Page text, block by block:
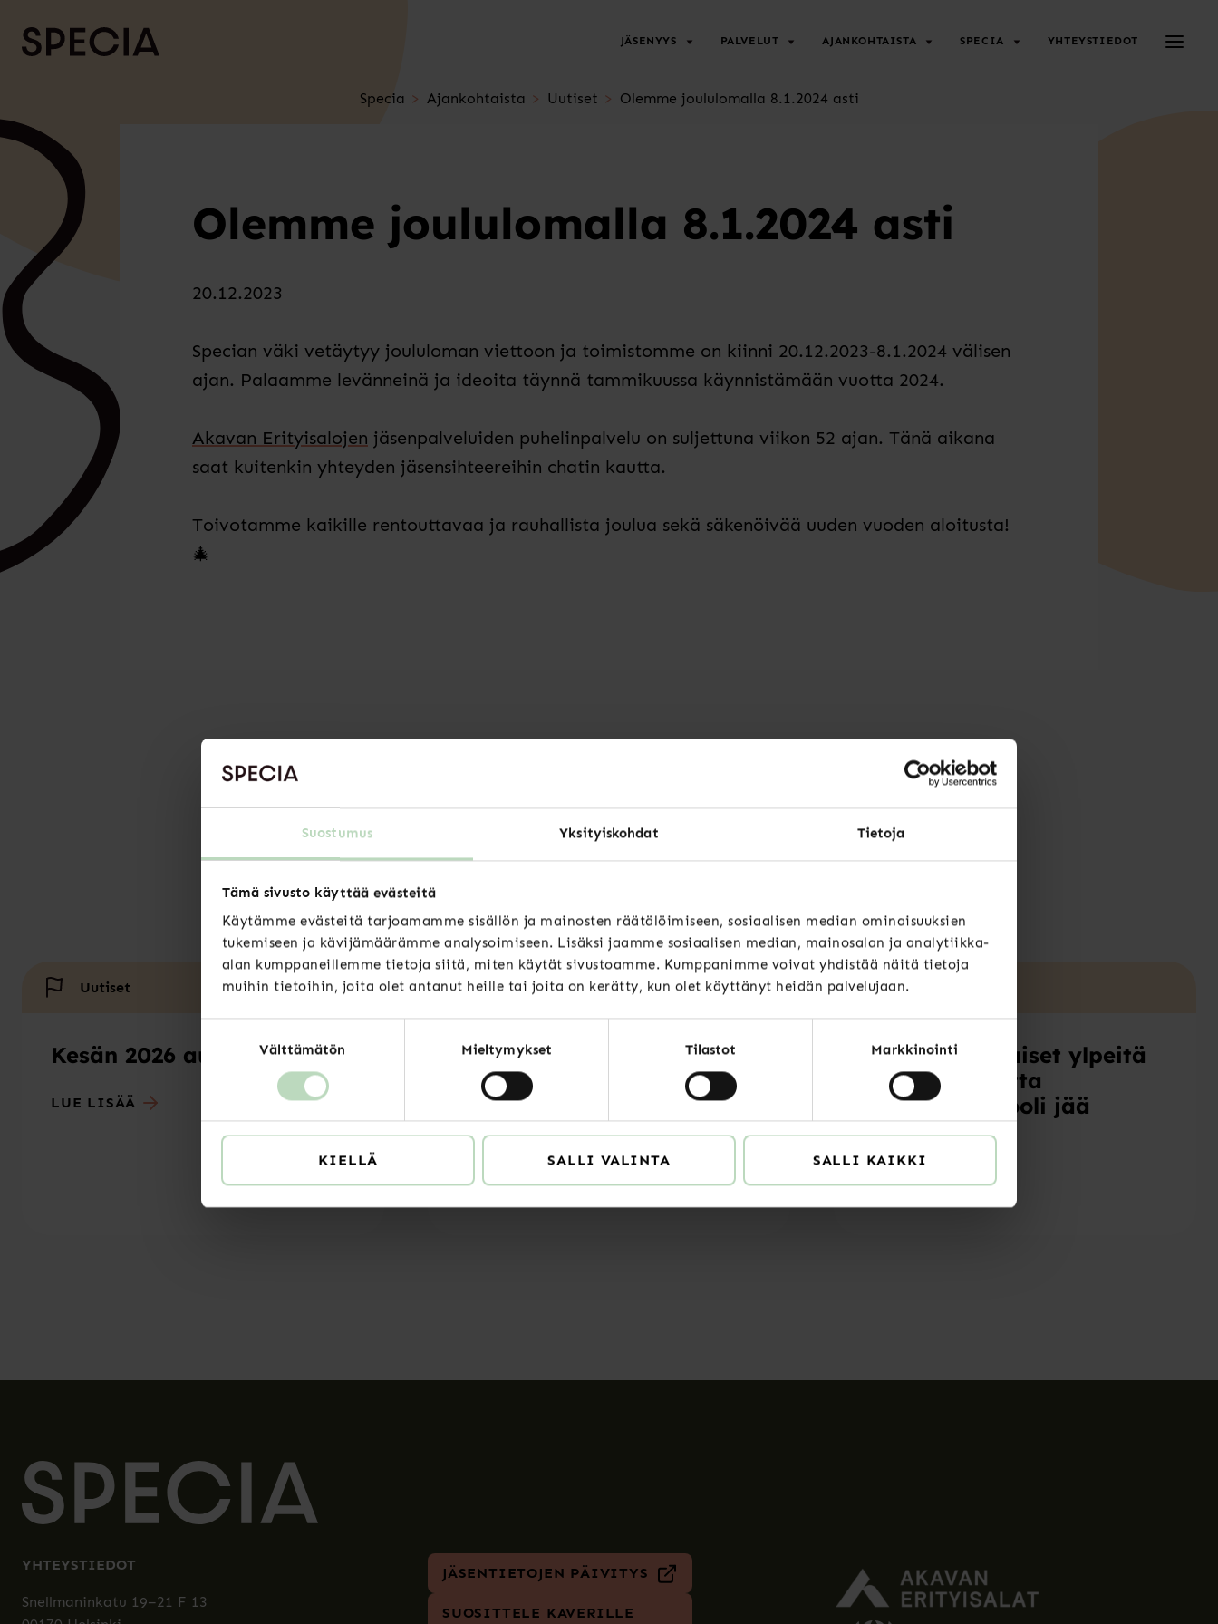
Suostumus Yksityiskohdat Tietoja
Tämä sivusto käyttää evästeitä
Käytämme evästeitä tarjoamamme sisällön ja mainosten räätälöimiseen, sosiaalisen median ominaisuuksien
tukemiseen ja kävijämäärämme analysoimiseen. Lisäksi jaamme sosiaalisen median, mainosalan ja analytiikka-
alan kumppaneillemme tietoja siitä, miten käytät sivustoamme. Kumppanimme voivat yhdistää näitä tietoja
muihin tietoihin, joita olet antanut heille tai joita on kerätty, kun olet käyttänyt heidän palvelujaan.
valinta
Välttämätön Mieltymykset Tilastot Markkinointi
KIELLÄ SALLI VALINTA SALLI KAIKKI
JÄSENYYS PALVELUT AJANKOHTAISTA SPECIA YHTEYSTIEDOT Avaa/
Specia Ajankohtaista Uutiset Olemme joululomalla 8.1.2024 asti
Olemme joululomalla 8.1.2024 asti
20.12.2023
Specian väki vetäytyy joululoman viettoon ja toimistomme on kiinni 20.12.2023-8.1.2024 välisen
ajan. Palaamme levänneinä ja ideoita täynnä tammikuussa käynnistämään vuotta 2024. ⁠
Akavan Erityisalojen jäsenpalveluiden puhelinpalvelu on suljettuna viikon 52 ajan. Tänä aikana
saat kuitenkin yhteyden jäsensihteereihin chatin kautta.
Toivotamme kaikille rentouttavaa ja rauhallista joulua sekä säkenöivää uuden vuoden aloitusta!
🎄⁠
Luitko jo nämä?
Uutiset
Kesän 2026 aukioloajat
LUE LISÄÄ
Uutiset
Sote-järjestöjen
leikkausten vaikutukset
arvioitava ennen
päätöksiä
LUE LISÄÄ
Uutiset
HR-ammattilaiset ylpeitä
työstään, mutta
strateginen rooli jää
toteutumatta
YHTEYSTIEDOT
Snellmaninkatu 19–21 F 13
JÄSENTIETOJEN PÄIVITYS
SUOSITTELE KAVERILLE